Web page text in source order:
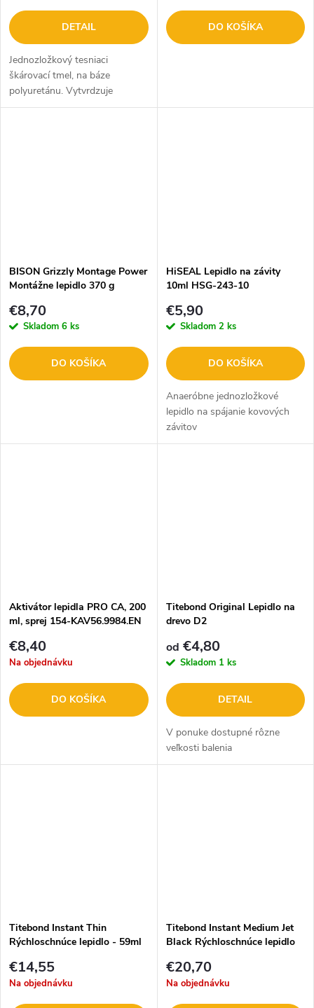
DETAIL
Jednozložkový tesniaci
škárovací tmel, na báze
polyuretánu. Vytvrdzuje
vulkanizáciou vzdušnej vlhkosti,
DO KOŠÍKA
BISON Grizzly Montage Power
Montážne lepidlo 370 g
€8,70
Skladom 6 ks
DO KOŠÍKA
HiSEAL Lepidlo na závity
10ml HSG-243-10
€5,90
Skladom 2 ks
DO KOŠÍKA
Anaeróbne jednozložkové
lepidlo na spájanie kovových
závitov
Aktivátor lepidla PRO CA, 200
ml, sprej 154-KAV56.9984.EN
€8,40
Na objednávku
DO KOŠÍKA
Titebond Original Lepidlo na
drevo D2
od €4,80
Skladom 1 ks
DETAIL
V ponuke dostupné rôzne
veľkosti balenia
Titebond Instant Thin
Rýchloschnúce lepidlo - 59ml
€14,55
Na objednávku
Titebond Instant Medium Jet
Black Rýchloschnúce lepidlo
€20,70
Na objednávku